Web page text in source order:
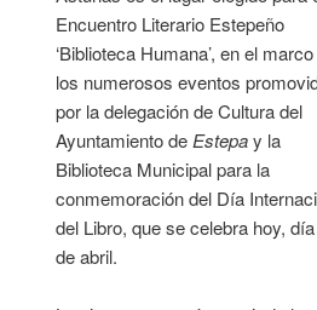
Encuentro Literario Estepeño
‘Biblioteca Humana’, en el
los numerosos eventos
por la delegación de Cultura del
Ayuntamiento de Estepay la
Biblioteca Municipal para la
conmemoración del Día
del Libro, que se celebra hoy,
de abril.